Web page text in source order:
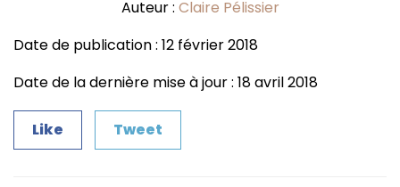
Auteur : Claire Pélissier
Date de publication : 12 février 2018
Date de la dernière mise à jour : 18 avril 2018
Like Tweet